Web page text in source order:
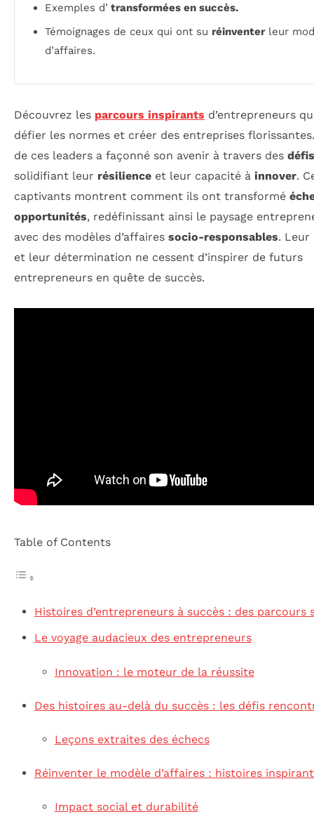
Exemples d’ transformées en succès.
Témoignages de ceux qui ont su réinventerleur
d’affaires.
Découvrez les parcours inspirants d’entrepreneurs
défier les normes et créer des entreprises
de ces leaders a façonné son avenir à travers des défis
solidifiant leur résilience et leur capacité à innover.
captivants montrent comment ils ont transformé
opportunités, redéfinissant ainsi le paysage
avec des modèles d’affaires socio-responsables. Leur
et leur détermination ne cessent d’inspirer de futurs
entrepreneurs en quête de succès.
Table of Contents
Histoires d’entrepreneurs à succès : des parcours
Le voyage audacieux des entrepreneurs
Innovation : le moteur de la réussite
Des histoires au-delà du succès : les défis
Leçons extraites des échecs
Réinventer le modèle d’affaires : histoires
Impact social et durabilité